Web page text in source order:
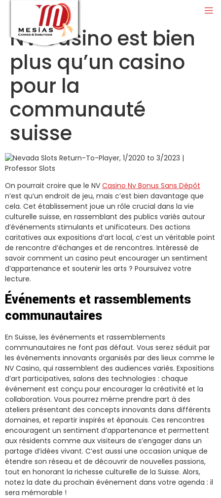
NV Casino est bien
plus qu’un casino
pour la
communauté
suisse
On pourrait croire que le NV Casino Nv Bonus Sans Dépôt
n’est qu’un endroit de jeu, mais c’est bien davantage que
cela. Cet établissement joue un rôle crucial dans la vie
culturelle suisse, en rassemblant des publics variés autour
d’événements stimulants et unificateurs. Des actions
caritatives aux expositions d’art local, c’est un véritable point
de rencontre d’échanges et de rencontres. Intéressé de
savoir comment un casino peut encourager un sentiment
d’appartenance et soutenir les arts ? Poursuivez votre
lecture.
Événements et rassemblements
communautaires
En Suisse, les événements et rassemblements
communautaires ne font pas défaut. Vous serez séduit par
les événements innovants organisés par des lieux comme le
NV Casino, qui rassemblent des audiences variés. Expositions
d’art participatives, salons des technologies : chaque
événement est conçu pour encourager la créativité et la
collaboration. Vous pourrez même prendre part à des
ateliers présentant des concepts innovants dans différents
domaines, et repartir inspirés et épanouis. Ces rencontres
encouragent un sentiment d’appartenance et permettent
aux résidents comme aux visiteurs de s’engager dans un
partage d’idées vivant. C’est aussi une occasion unique de
étendre son réseau et de découvrir de nouvelles passions,
tout en honorant la richesse culturelle de la Suisse. Alors,
notez la date du prochain événement dans votre agenda : il
sera mémorable !